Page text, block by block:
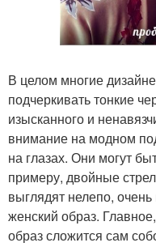
В целом многие
подчеркивать тонкие
изысканного и
внимание на модном
на глазах. Они могут
примеру, двойные
выглядят нелепо,
женский образ.
образ сложится сам